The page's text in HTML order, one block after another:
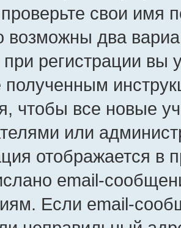
свои имя
возможны два
при регистрации вы
полученным
чтобы все новые
или
отображается в
email-
Если email-